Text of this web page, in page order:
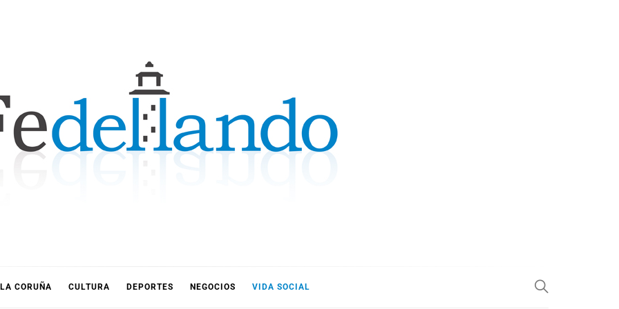
LA CORUÑA CULTURA DEPORTES NEGOCIOS VIDA SOCIAL